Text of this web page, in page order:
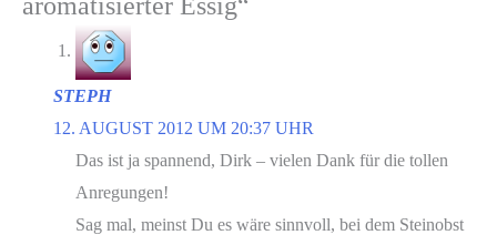
STEPH
12. AUGUST 2012 UM 20:37 UHR
Das ist ja spannend, Dirk – vielen Dank für die tollen
Anregungen!
Sag mal, meinst Du es wäre sinnvoll, bei dem Steinobst